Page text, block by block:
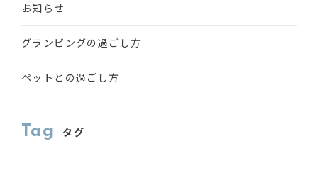
お知らせ
グランピングの過ごし方
ペットとの過ごし方
Tag タグ